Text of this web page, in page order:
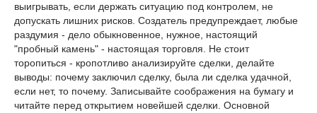
выигрывать, если держать ситуацию под контролем, не
допускать лишних рисков. Создатель предупреждает, любые
раздумия - дело обыкновенное, нужное, настоящий
"пробный камень" - настоящая торговля. Не стоит
торопиться - кропотливо анализируйте сделки, делайте
выводы: почему заключил сделку, была ли сделка удачной,
если нет, то почему. Записывайте соображения на бумагу и
читайте перед открытием новейшей сделки. Основной